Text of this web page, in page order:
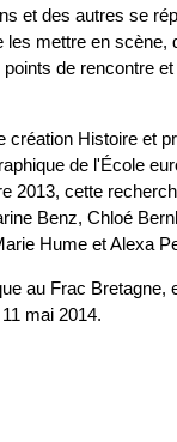
et des autres se
mettre en scène,
de rencontre
Histoire et
de l'École
2013, cette
Benz, Chloé
Hume et Alexa
au Frac Bretagne,
mai 2014.